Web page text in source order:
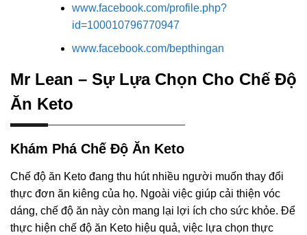
www.facebook.com/profile.php?
id=100010796770947
www.facebook.com/bepthingan
Mr Lean – Sự Lựa Chọn Cho Chế Độ
Ăn Keto
Khám Phá Chế Độ Ăn Keto
Chế độ ăn Keto đang thu hút nhiều người muốn thay đổi
thực đơn ăn kiêng của họ. Ngoài việc giúp cải thiện vóc
dáng, chế độ ăn này còn mang lại lợi ích cho sức khỏe. Để
thực hiện chế độ ăn Keto hiệu quả, việc lựa chọn thực